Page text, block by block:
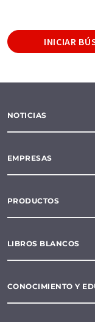
INICIAR
NOTICIAS
EMPRESAS
PRODUCTOS
LIBROS BLANCOS
CONOCIMIENTO Y